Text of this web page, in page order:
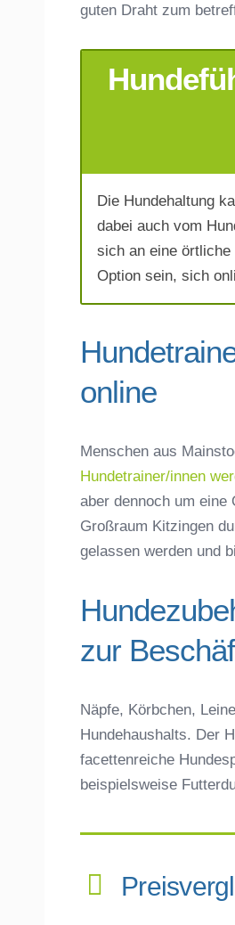
E-Mail-
Mit
guten Draht zum
Die Hundehaltung
dabei auch vom
sich an eine örtliche
Option sein, sich
online
Menschen aus
Hundetrainer/innen
aber dennoch um eine
Großraum Kitzingen
gelassen werden und
zur
Näpfe, Körbchen,
Hundehaushalts. Der
facettenreiche
beispielsweise